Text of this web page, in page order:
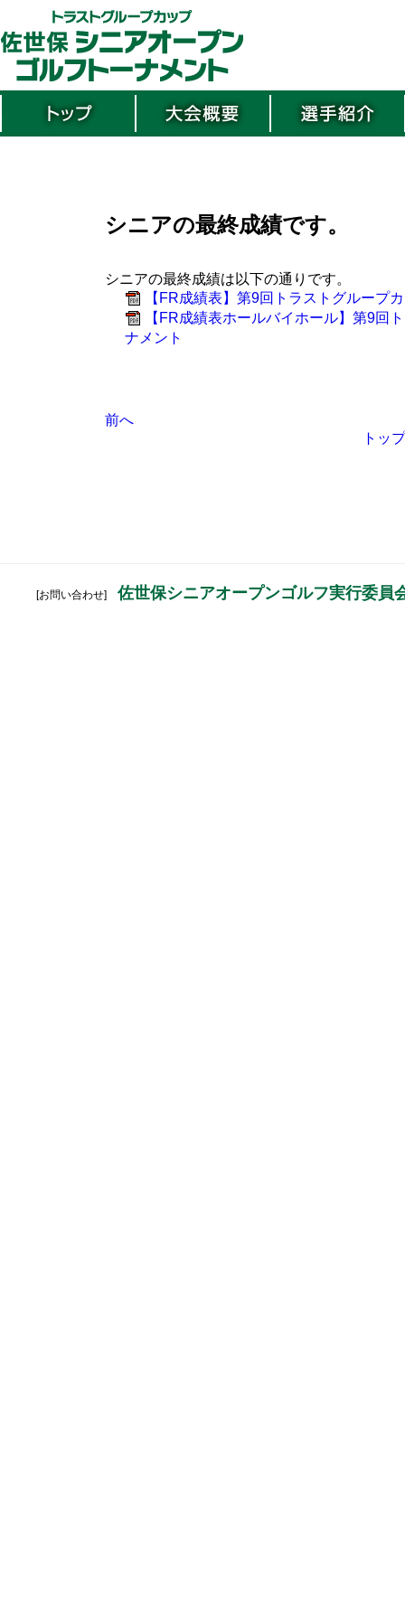
シニアの最終成績です。
シニアの最終成績は以下の通りです。
【FR成績表】第9回トラストグループ
【FR成績表ホールバイホール】第9回
ナメント
前へ
トッ
[お問い合わせ]佐世保シニアオープンゴルフ実行委員